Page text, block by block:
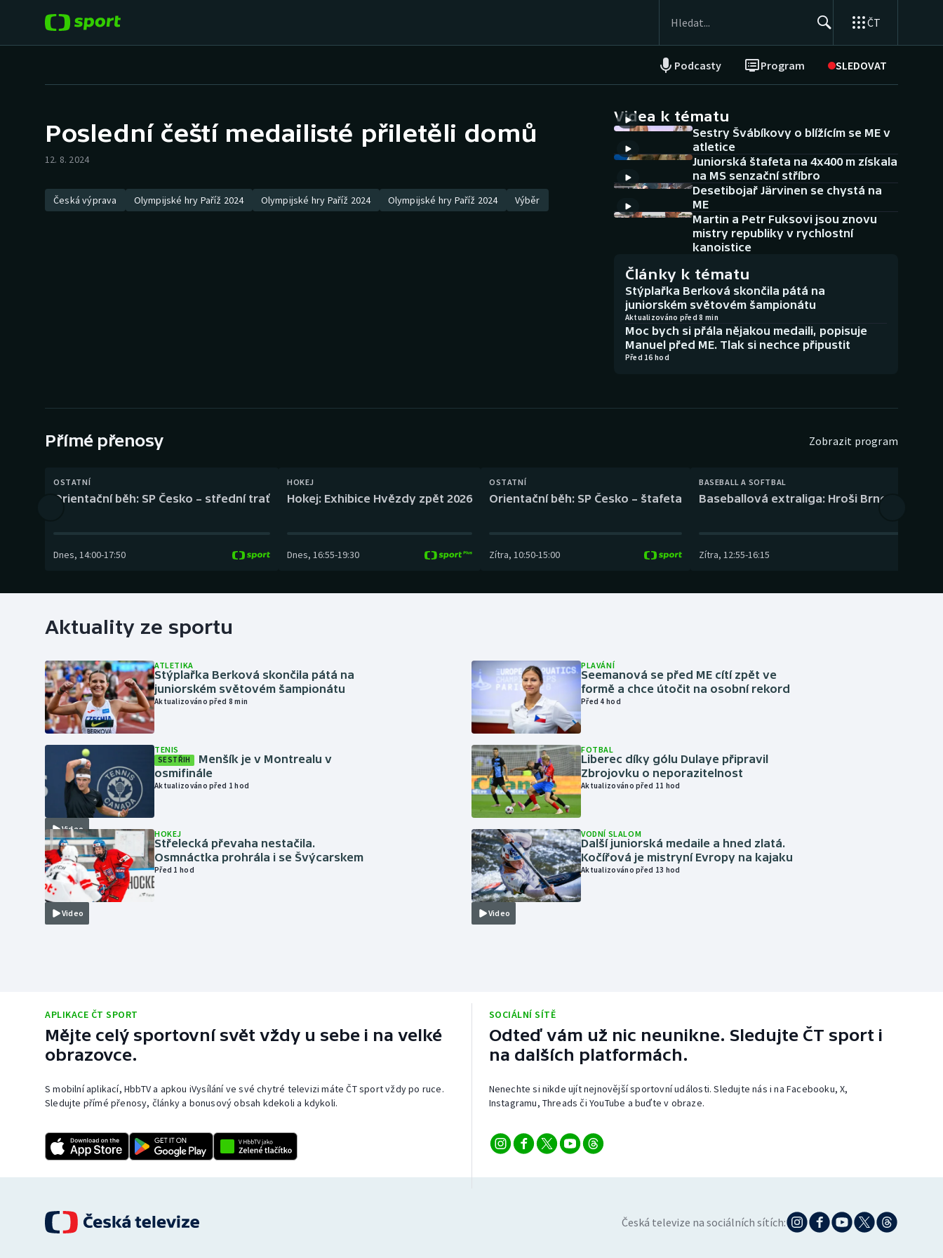
ČT
Podcasty Program SLEDOVAT
Hokej
Atletika
Baseball a softbal Jezdectví Rychlobruslení
NEPŘEHLÉDNĚTE
Historické návraty
Aplikace ČT sport
AZ kvíz
Poslední čeští medailisté přiletěli domů
12. 8. 2024
Česká výprava Olympijské hry Paříž 2024 Olympijské hry Paříž 2024 Olympijské hry Paříž 2024 Výběr
Videa k tématu
Sestry Švábíkovy o blížícím se ME v
atletice
Juniorská štafeta na 4x400 m získala
na MS senzační stříbro
Desetibojař Järvinen se chystá na
ME
Martin a Petr Fuksovi jsou znovu
mistry republiky v rychlostní
kanoistice
Články k tématu
Stýplařka Berková skončila pátá na
juniorském světovém šampionátu
Aktualizováno před 8 min
Moc bych si přála nějakou medaili, popisuje
Manuel před ME. Tlak si nechce připustit
Před 16 hod
Přímé přenosy Zobrazit program
OSTATNÍ
Orientační běh: SP Česko – střední trať
Dnes, 14:00-17:50
HOKEJ
Hokej: Exhibice Hvězdy zpět 2026
Dnes, 16:55-19:30
OSTATNÍ
Orientační běh: SP Česko – štafeta
Zítra, 10:50-15:00
BASEBALL A SOFTBAL
Baseballová extraliga: Hroši Brno – Eagles
Zítra, 12:55-16:15
Aktuality ze sportu
ATLETIKA
Stýplařka Berková skončila pátá na
juniorském světovém šampionátu
Aktualizováno před 8 min
Video
TENIS
SESTŘIH
Menšík je v Montrealu v
osmifinále
Aktualizováno před 1 hod
Video
HOKEJ
Střelecká převaha nestačila.
Osmnáctka prohrála i se Švýcarskem
Před 1 hod
PLAVÁNÍ
Seemanová se před ME cítí zpět ve
formě a chce útočit na osobní rekord
Před 4 hod
FOTBAL
Liberec díky gólu Dulaye připravil
Zbrojovku o neporazitelnost
Aktualizováno před 11 hod
Video
VODNÍ SLALOM
Další juniorská medaile a hned zlatá.
Kočířová je mistryní Evropy na kajaku
Aktualizováno před 13 hod
APLIKACE ČT SPORT
Mějte celý sportovní svět vždy u sebe i na velké
obrazovce.
S mobilní aplikací, HbbTV a apkou iVysílání ve své chytré televizi máte ČT sport vždy po ruce.
Sledujte přímé přenosy, články a bonusový obsah kdekoli a kdykoli.
SOCIÁLNÍ SÍTĚ
Odteď vám už nic neunikne. Sledujte ČT sport i
na dalších platformách.
Nenechte si nikde ujít nejnovější sportovní události. Sledujte nás i na Facebooku, X,
Instagramu, Threads či YouTube a buďte v obraze.
Česká televize na sociálních sítích: